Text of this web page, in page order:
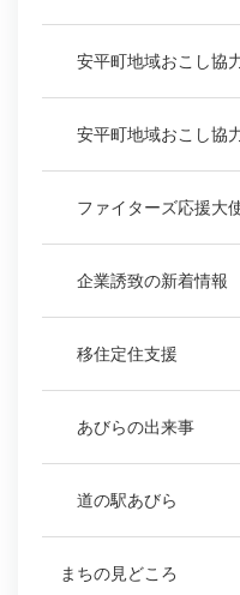
安平町地域おこし協
安平町地域おこし協
ファイターズ応援大
企業誘致の新着情報
移住定住支援
あびらの出来事
道の駅あびら
まちの見どころ